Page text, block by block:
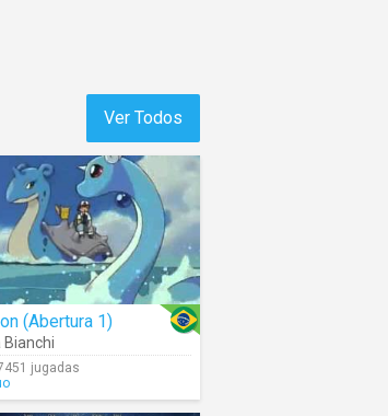
Ver Todos
,
(Abertura 1)
jugadas